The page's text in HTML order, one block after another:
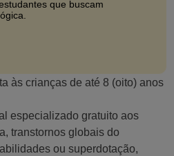
que buscam
às crianças de até 8 (oito) anos
especializado gratuito aos
transtornos globais do
ou superdotação,